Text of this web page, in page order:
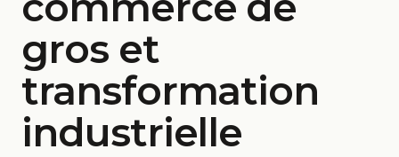
gros et
transformation
industrielle